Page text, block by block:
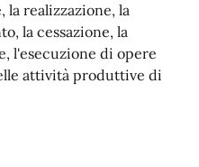
la realizzazione, la
la cessazione, la
l'esecuzione di opere
attività produttive di